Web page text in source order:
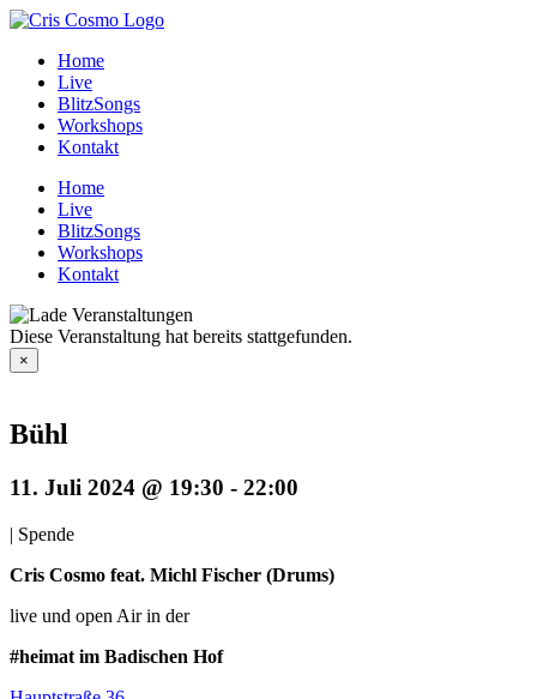
Zum
springenHome
Live
BlitzSongs
Workshops
Kontakt
Home
Live
BlitzSongs
Workshops
Kontakt
Diese Veranstaltung hat bereits stattgefunden.
×
Bühl
11. Juli 2024 @ 19:30 - 22:00
| Spende
Cris Cosmo feat. Michl Fischer (Drums)
live und open Air in der
#heimat im Badischen Hof